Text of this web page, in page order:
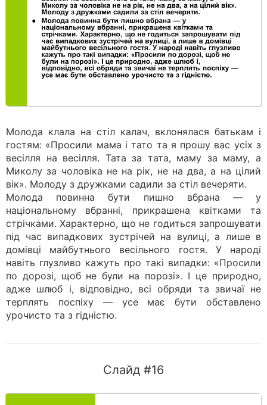
Молода клала на стіл калач, вклонялася батькам і
гостям: «Просили мама і тато та я прошу вас усіх з
весілля на весілля. Тата за тата, маму за маму, а
Миколу за чоловіка не на рік, не на два, а на цілий
вік». Молоду з дружками садили за стіл вечеряти.
Молода повинна бути пишно вбрана — у
національному вбранні, прикрашена квітками та
стрічками. Характерно, що не годиться запрошувати
під час випадкових зустрічей на вулиці, а лише в
домівці майбутнього весільного гостя. У народі
навіть глузливо кажуть про такі випадки: «Просили
по дорозі, щоб не були на порозі». І це природно,
адже шлюб і, відповідно, всі обряди та звичаї не
терплять поспіху — усе має бути обставлено
урочисто та з гідністю.
Слайд #16